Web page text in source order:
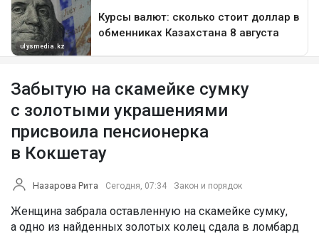
Забытую на скамейке сумку
с золотыми украшениями
присвоила пенсионерка
в Кокшетау
Назарова Рита Сегодня, 07:34 Закон и порядок
Женщина забрала оставленную на скамейке сумку,
а одно из найденных золотых колец сдала в ломбард